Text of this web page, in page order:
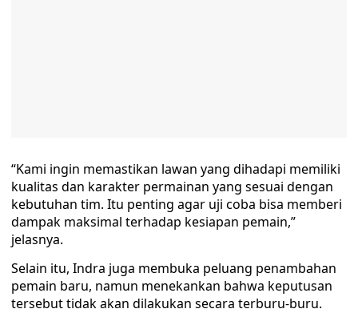
“Kami ingin memastikan lawan yang dihadapi memiliki
kualitas dan karakter permainan yang sesuai dengan
kebutuhan tim. Itu penting agar uji coba bisa memberi
dampak maksimal terhadap kesiapan pemain,”
jelasnya.
Selain itu, Indra juga membuka peluang penambahan
pemain baru, namun menekankan bahwa keputusan
tersebut tidak akan dilakukan secara terburu-buru.